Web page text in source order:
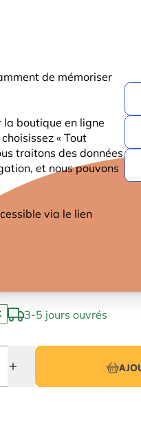
de mémoriser
boutique en ligne
« Tout
traitons des données
et nous pouvons
via le lien
CADEAUX
AQUARELLE
3-5 jours ouvrés